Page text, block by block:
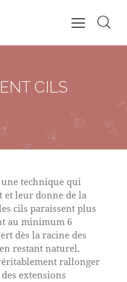
CILS
une technique qui
et leur donne de la
cils paraissent plus
au minimum 6
dès la racine des
restant naturel.
rallonger
extensions